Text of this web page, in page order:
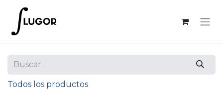
Todos los productos